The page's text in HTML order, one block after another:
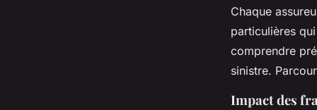
Chaque
particulières
comprendre
sinistre.
Impact des